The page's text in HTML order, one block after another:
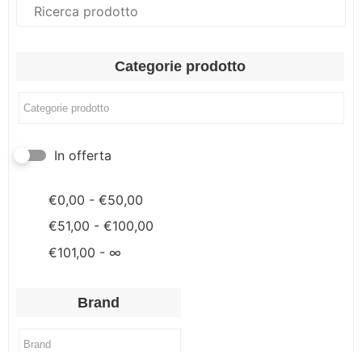
Categorie prodotto
In offerta
€0,00 - €50,00
€51,00 - €100,00
€101,00 - ∞
Brand